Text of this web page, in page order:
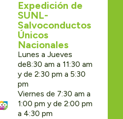
Expedición de
SUNL-
Salvoconductos
Únicos
Nacionales
Lunes a Jueves
de8:30 am a 11:30 am
y de 2:30 pm a 5:30
pm
Viernes de 7:30 am a
1:00 pm y de 2:00 pm
a 4:30 pm